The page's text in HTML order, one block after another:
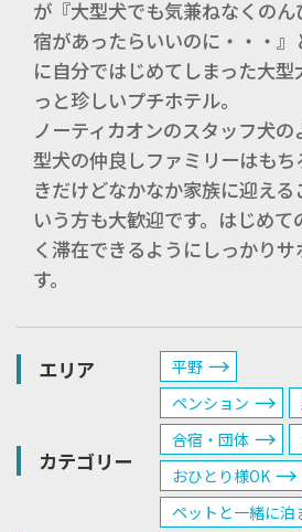
が『大型犬でも気兼ねなくの
宿があったらいいのに・・・
に自分ではじめてしまった大型
っと珍しいプチホテル。
ノーティカオンのスタッフ犬
型犬の仲良しファミリーはも
きだけどなかなか家族に迎え
いう方も大歓迎です。はじめ
く滞在できるようにしっかり
す。
エリア 平野
カテゴリー
ペンション
合宿・団体
おひとり様OK
ペットと一緒に泊